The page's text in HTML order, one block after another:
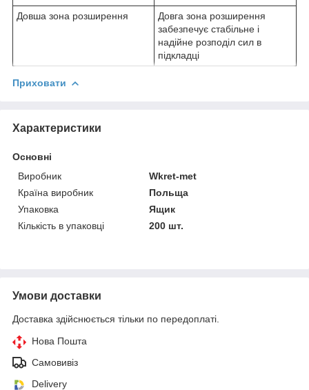
Довша зона розширення
Довга зона розширення
забезпечує стабільне і
надійне розподіл сил в
підкладці
Приховати
Характеристики
Основні
Виробник
Wkret-met
Країна виробник
Польща
Упаковка
Ящик
Кількість в упаковці
200 шт.
Умови доставки
Доставка здійснюється тільки по передоплаті.
Нова Пошта
Самовивіз
Delivery